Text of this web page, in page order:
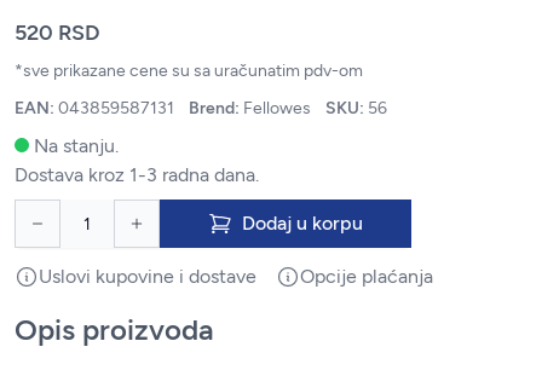
520 RSD
*sve prikazane cene su sa uračunatim pdv-om
EAN: 043859587131 Brend: Fellowes SKU: 56
Na stanju.
Dostava kroz 1-3 radna dana.
Dodaj u korpu
Uslovi kupovine i dostave Opcije plaćanja
Opis proizvoda